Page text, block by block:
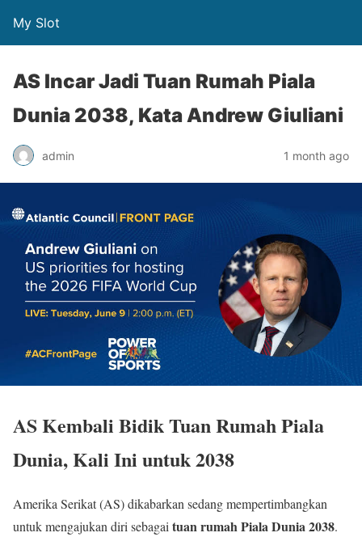
My Slot
AS Incar Jadi Tuan Rumah Piala
Dunia 2038, Kata Andrew Giuliani
admin 1 month ago
AS Kembali Bidik Tuan Rumah Piala
Dunia, Kali Ini untuk 2038
Amerika Serikat (AS) dikabarkan sedang mempertimbangkan
untuk mengajukan diri sebagai tuan rumah Piala Dunia 2038.